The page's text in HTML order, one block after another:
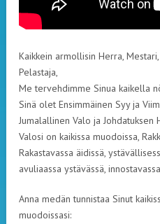
Kaikkein armollisin Herra,
Pelastaja,
Me tervehdimme Sinua kaikella
Sinä olet Ensimmäinen Syy ja
Jumalallinen Valo ja Johdatuksen
Valosi on kaikissa muodoissa,
Rakastavassa äidissä,
avuliaassa ystävässä,
Anna medän tunnistaa Sinut
muodoissasi: